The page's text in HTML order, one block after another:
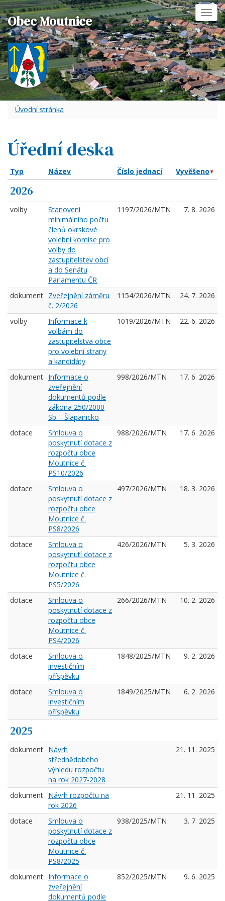
Obec Moutnice
Úvodní stránka
Úřední deska
Typ Název Číslo jednací Vyvěšeno
2026
volby
Stanovení
minimálního počtu
členů okrskové
volební komise pro
volby do
zastupitelstev obcí
a do Senátu
Parlamentu ČR
1197/2026/MTN 7. 8. 2026
dokument Zveřejnění záměru
č. 2/2026
1154/2026/MTN 24. 7. 2026
volby
Informace k
volbám do
zastupitelstva obce
pro volební strany
a kandidáty
1019/2026/MTN 22. 6. 2026
dokument Informace o
zveřejnění
dokumentů podle
zákona 250/2000
Sb. - Šlapanicko
998/2026/MTN 17. 6. 2026
dotace
Smlouva o
poskytnutí dotace z
rozpočtu obce
Moutnice č.
PS10/2026
988/2026/MTN 17. 6. 2026
dotace
Smlouva o
poskytnutí dotace z
rozpočtu obce
Moutnice č.
PS8/2026
497/2026/MTN 18. 3. 2026
dotace
Smlouva o
poskytnutí dotace z
rozpočtu obce
Moutnice č.
PS5/2026
426/2026/MTN 5. 3. 2026
dotace
Smlouva o
poskytnutí dotace z
rozpočtu obce
Moutnice č.
PS4/2026
266/2026/MTN 10. 2. 2026
dotace
Smlouva o
investičním
příspěvku
1848/2025/MTN 9. 2. 2026
dotace
Smlouva o
investičním
příspěvku
1849/2025/MTN 6. 2. 2026
2025
dokument Návrh
střednědobého
výhledu rozpočtu
na rok 2027-2028
21. 11. 2025
dokument Návrh rozpočtu na
rok 2026
21. 11. 2025
dotace
Smlouva o
poskytnutí dotace z
rozpočtu obce
Moutnice č.
PS8/2025
938/2025/MTN 3. 7. 2025
dokument Informace o
zveřejnění
dokumentů podle
852/2025/MTN 9. 6. 2025